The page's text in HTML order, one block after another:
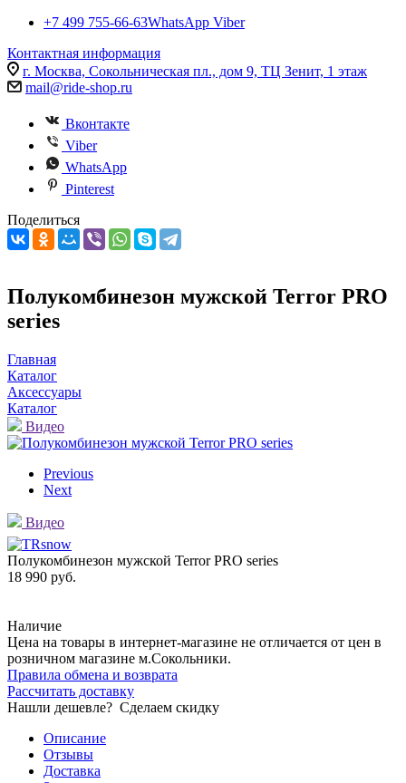
+7 499 755-66-63WhatsApp Viber
Контактная информация
г. Москва, Сокольническая пл., дом 9, ТЦ Зенит, 1 этаж
mail@ride-shop.ru
Вконтакте
Viber
WhatsApp
Pinterest
Поделиться
Полукомбинезон мужской Terror PRO
series
Главная
Каталог
Аксессуары
Каталог
Видео
Previous
Next
Видео
Полукомбинезон мужской Terror PRO series
18 990 руб.
Наличие
Цена на товары в интернет-магазине не отличается от цен в
розничном магазине м.Сокольники.
Правила обмена и возврата
Рассчитать доставку
Нашли дешевле? Сделаем скидку
Описание
Отзывы
Доставка